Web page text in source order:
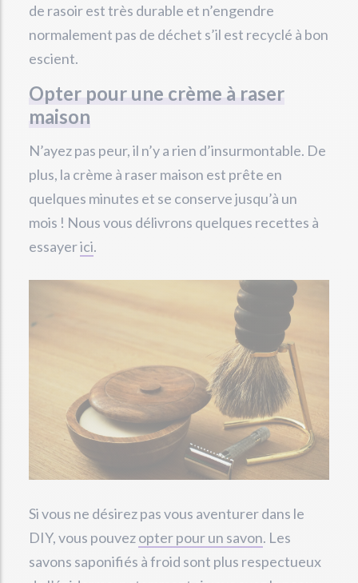
de rasoir est très durable et n’engendre
normalement pas de déchet s’il est recyclé à bon
escient.
Opter pour une crème à raser
maison
N’ayez pas peur, il n’y a rien d’insurmontable. De
plus, la crème à raser maison est prête en
quelques minutes et se conserve jusqu’à un
mois ! Nous vous délivrons quelques recettes à
essayerici.
Si vous ne désirez pas vous aventurer dans le
DIY, vous pouvezopter pour un savon. Les
savons saponifiés à froid sont plus respectueux